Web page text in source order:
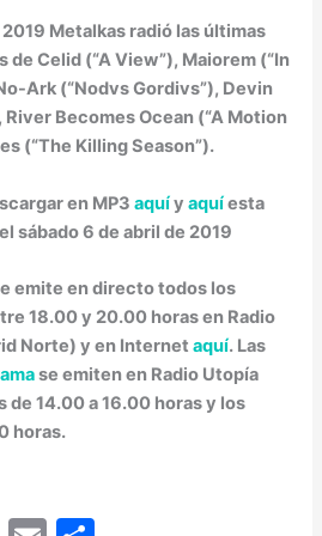
Metalkas radió las últimas
Celid (“A View”), Maiorem (“In
Ark (“Nodvs Gordivs”), Devin
River Becomes Ocean (“A Motion
(“The Killing Season”).
en MP3aquíyaquíesta
sábado 6 de abril de 2019
emite en directo todos los
18.00 y 20.00 horas en Radio
Norte) y en Internetaquí. Las
se emiten en Radio Utopía
de 14.00 a 16.00 horas y los
horas.